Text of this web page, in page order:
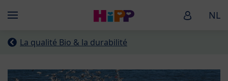
Menü HiPP NL
La qualité Bio & la durabilité